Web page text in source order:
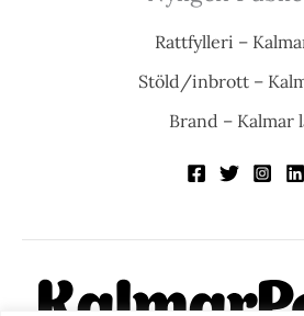
Rattfylleri –
Stöld/inbrott –
Brand – Kalmar